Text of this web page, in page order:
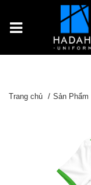
Trang chủ Sản Phẩm